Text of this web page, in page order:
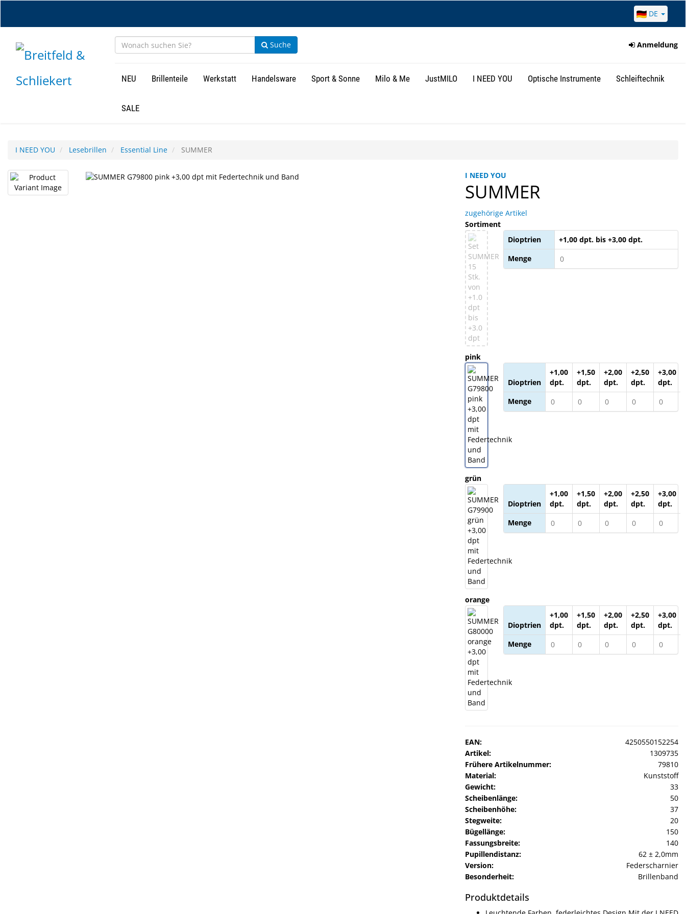
DE
Suche Anmeldung
NEU Brillenteile Werkstatt Handelsware Sport & Sonne Milo & Me JustMILO I NEED YOU Optische Instrumente Schleiftechnik
SALE
I NEED YOU Lesebrillen Essential Line SUMMER
I NEED YOU
SUMMER
zugehörige Artikel
Sortiment
Dioptrien
+1,00 dpt. bis +3,00 dpt.
Menge
pink
Dioptrien
+1,00
dpt.
+1,50
dpt.
+2,00
dpt.
+2,50
dpt.
+3,00
dpt.
Menge
grün
Dioptrien
+1,00
dpt.
+1,50
dpt.
+2,00
dpt.
+2,50
dpt.
+3,00
dpt.
Menge
orange
Dioptrien
+1,00
dpt.
+1,50
dpt.
+2,00
dpt.
+2,50
dpt.
+3,00
dpt.
Menge
EAN:
4250550152254
Artikel:
1309735
Frühere Artikelnummer:
79810
Material:
Kunststoff
Gewicht:
33
Scheibenlänge:
50
Scheibenhöhe:
37
Stegweite:
20
Bügellänge:
150
Fassungsbreite:
140
Pupillendistanz:
62 ± 2,0mm
Version:
Federscharnier
Besonderheit:
Brillenband
Produktdetails